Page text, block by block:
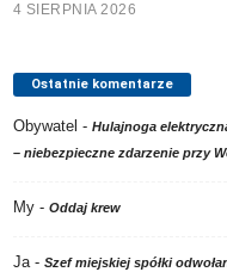
4 SIERPNIA 2026
Ostatnie komentarze
Obywatel - Hulajnoga
– niebezpieczne zdarzenie przy
My- Oddaj krew
Ja- Szef miejskiej spółki